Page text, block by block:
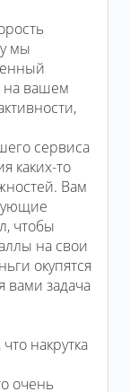
мы
на вашем
сервиса
каких-то
Вам
чтобы
на свои
окупятся
вами задача
накрутка
очень